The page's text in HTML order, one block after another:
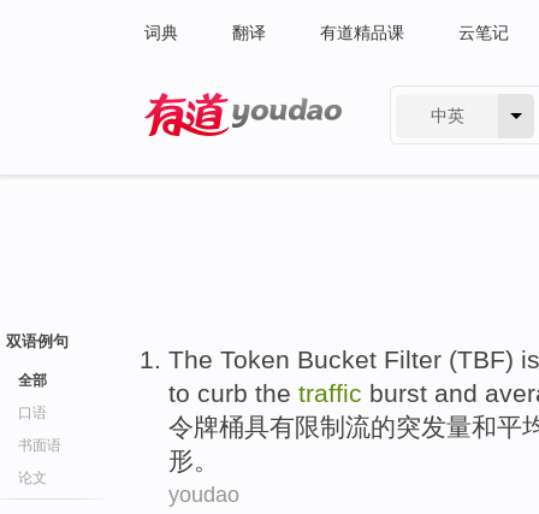
词典 翻译 有道精品课 云笔记
中英
双语例句
全部
口语
书面语
论文
The Token Bucket Filter (TBF)
to curb the traffic burst and
令牌桶具有限制流的突发量和平
形。
youdao